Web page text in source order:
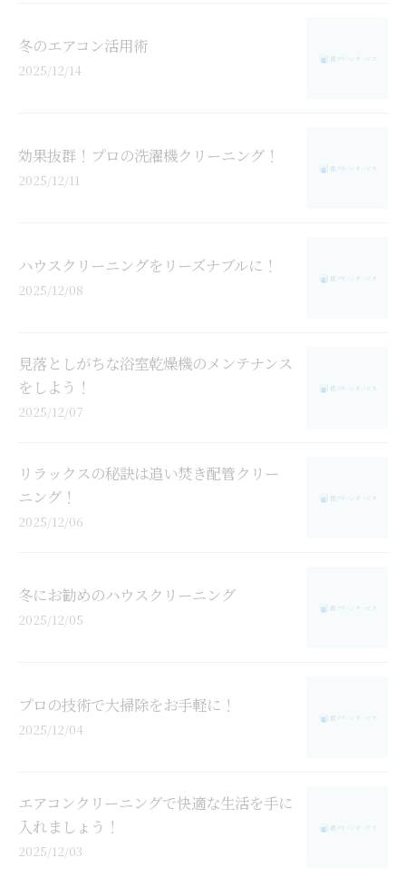
冬のエアコン活用術
2025/12/14
効果抜群！プロの洗濯機クリーニング！
2025/12/11
ハウスクリーニングをリーズナブルに！
2025/12/08
見落としがちな浴室乾燥機のメンテナンス
をしよう！
2025/12/07
リラックスの秘訣は追い焚き配管クリー
ニング！
2025/12/06
冬にお勧めのハウスクリーニング
2025/12/05
プロの技術で大掃除をお手軽に！
2025/12/04
エアコンクリーニングで快適な生活を手に
入れましょう！
2025/12/03